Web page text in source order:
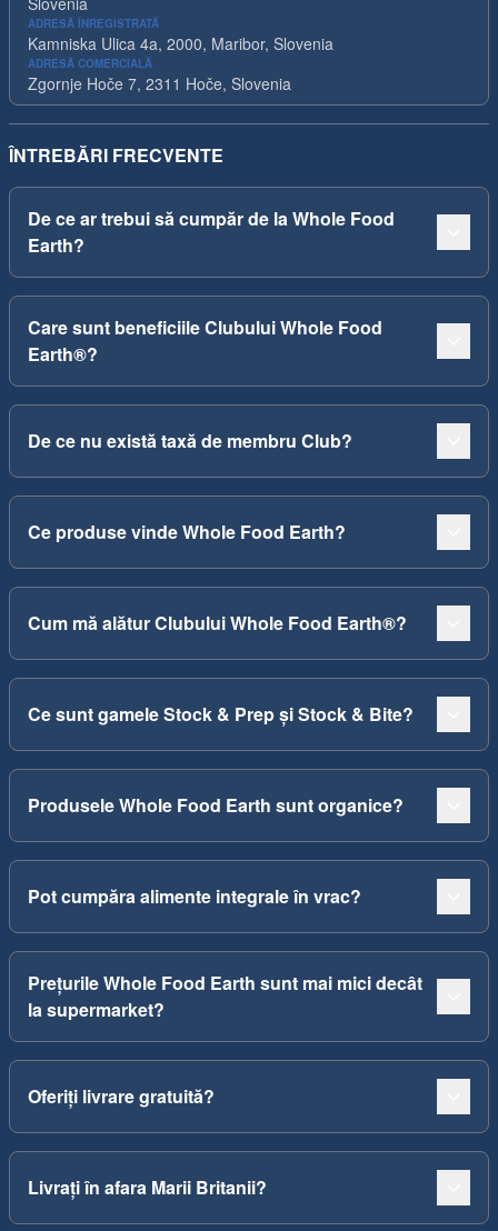
ADRESĂ ÎNREGISTRATĂ
Kamniska Ulica 4a, 2000, Maribor, Slovenia
ADRESĂ COMERCIALĂ
Zgornje Hoče 7, 2311 Hoče, Slovenia
ÎNTREBĂRI FRECVENTE
De ce ar trebui să cumpăr de la Whole Food
Earth?
Care sunt beneficiile Clubului Whole Food
Earth®?
De ce nu există taxă de membru Club?
Ce produse vinde Whole Food Earth?
Cum mă alătur Clubului Whole Food Earth®?
Ce sunt gamele Stock & Prep și Stock & Bite?
Produsele Whole Food Earth sunt organice?
Pot cumpăra alimente integrale în vrac?
Prețurile Whole Food Earth sunt mai mici decât
la supermarket?
Oferiți livrare gratuită?
Livrați în afara Marii Britanii?